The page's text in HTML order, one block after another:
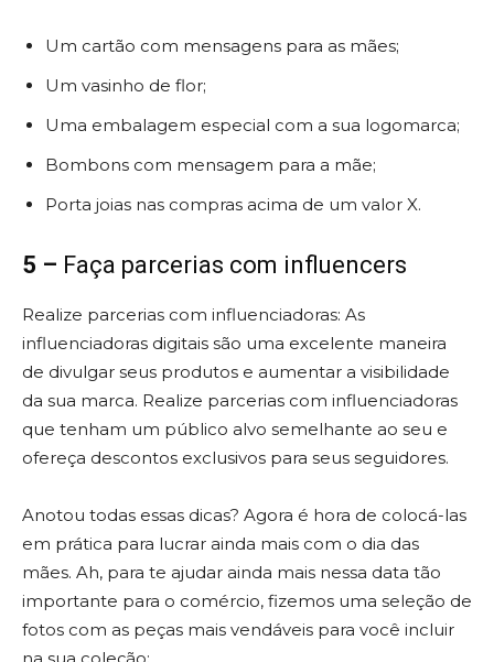
Um cartão com mensagens para as mães;
Um vasinho de flor;
Uma embalagem especial com a sua logomarca;
Bombons com mensagem para a mãe;
Porta joias nas compras acima de um valor X.
5 – Faça parcerias com influencers
Realize parcerias com influenciadoras: As
influenciadoras digitais são uma excelente maneira
de divulgar seus produtos e aumentar a visibilidade
da sua marca. Realize parcerias com influenciadoras
que tenham um público alvo semelhante ao seu e
ofereça descontos exclusivos para seus seguidores.
Anotou todas essas dicas? Agora é hora de colocá-las
em prática para lucrar ainda mais com o dia das
mães. Ah, para te ajudar ainda mais nessa data tão
importante para o comércio, fizemos uma seleção de
fotos com as peças mais vendáveis para você incluir
na sua coleção: